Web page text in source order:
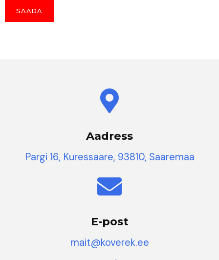
Aadress
Pargi 16, Kuressaare, 93810, Saaremaa
E-post
mait@koverek.ee